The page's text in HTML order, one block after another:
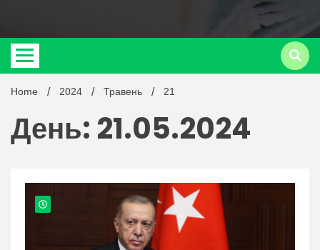
Home 2024 Травень 21
День: 21.05.2024